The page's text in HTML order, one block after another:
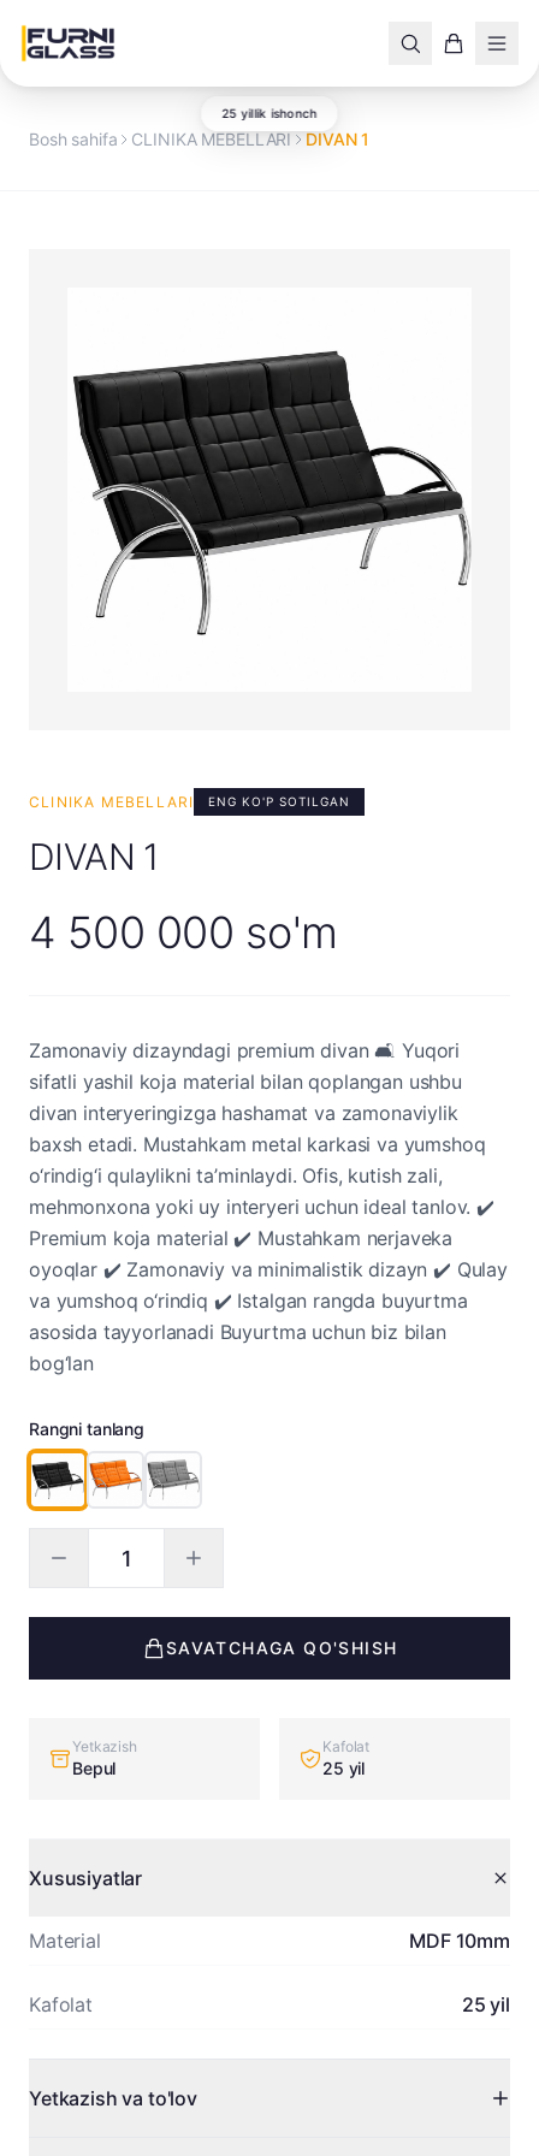
25 yillik ishonch
Bosh sahifa CLINIKA MEBELLARI DIVAN 1
CLINIKA MEBELLARI ENG KO'P SOTILGAN
DIVAN 1
4 500 000 so'm
Zamonaviy dizayndagi premium divan 🛋️ Yuqori
sifatli yashil koja material bilan qoplangan ushbu
divan interyeringizga hashamat va zamonaviylik
baxsh etadi. Mustahkam metal karkasi va yumshoq
o‘rindig‘i qulaylikni ta’minlaydi. Ofis, kutish zali,
mehmonxona yoki uy interyeri uchun ideal tanlov. ✔️
Premium koja material ✔️ Mustahkam nerjaveka
oyoqlar ✔️ Zamonaviy va minimalistik dizayn ✔️ Qulay
va yumshoq o‘rindiq ✔️ Istalgan rangda buyurtma
asosida tayyorlanadi Buyurtma uchun biz bilan
bog‘lan
Rangni tanlang
SAVATCHAGA QO'SHISH
Yetkazish
Bepul
Kafolat
25 yil
Xususiyatlar
Material MDF 10mm
Kafolat 25 yil
Yetkazish va to'lov